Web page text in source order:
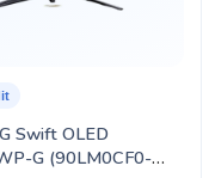
Swift OLED
G (90LM0CF0-